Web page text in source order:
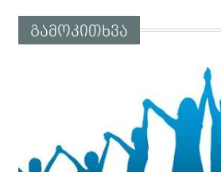
გამოკითხვა